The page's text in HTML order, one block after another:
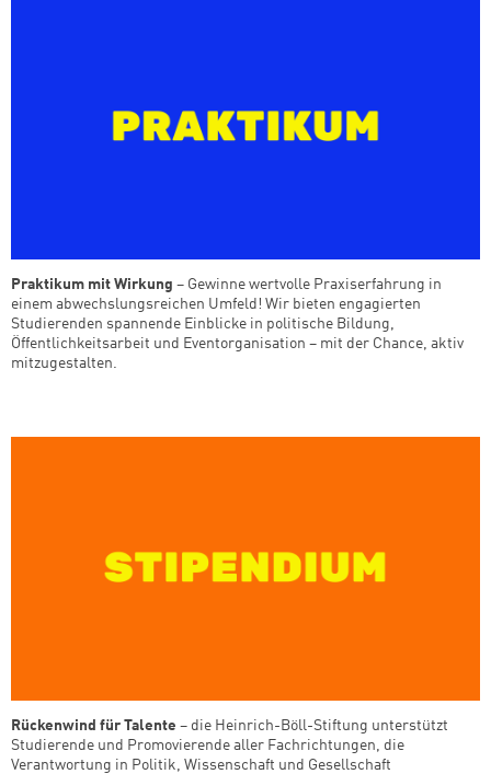
Praktikum mit Wirkung – Gewinne wertvolle Praxiserfahrung in
einem abwechslungsreichen Umfeld! Wir bieten engagierten
Studierenden spannende Einblicke in politische Bildung,
Öffentlichkeitsarbeit und Eventorganisation – mit der Chance, aktiv
mitzugestalten.
Rückenwind für Talente – die Heinrich-Böll-Stiftung unterstützt
Studierende und Promovierende aller Fachrichtungen, die
Verantwortung in Politik, Wissenschaft und Gesellschaft